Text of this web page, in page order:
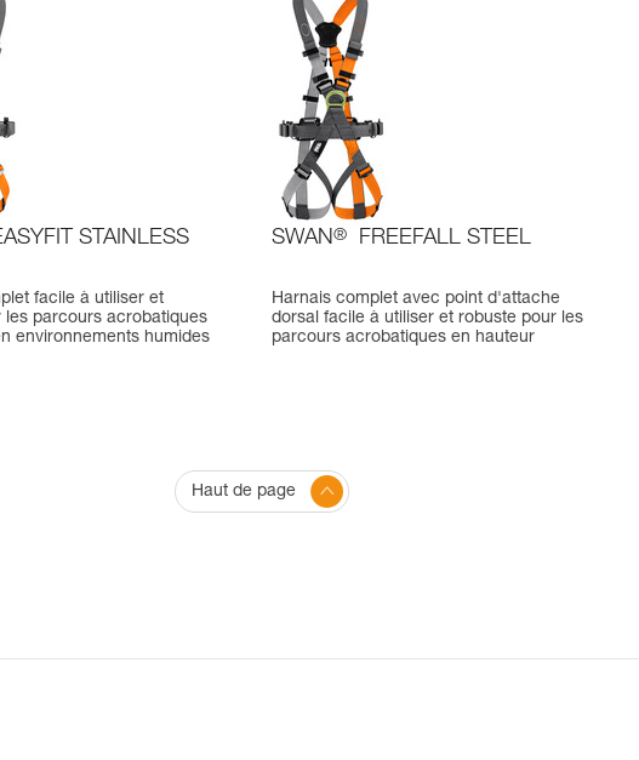
STAINLESS
facile à utiliser et
les parcours acrobatiques
environnements humides
SWAN® FREEFALL STEEL
Harnais complet avec point d'attache
dorsal facile à utiliser et robuste pour les
parcours acrobatiques en hauteur
Haut de page